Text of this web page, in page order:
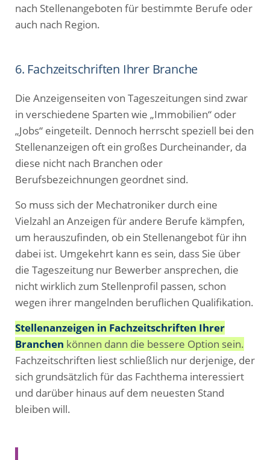
nach Stellenangeboten für bestimmte Berufe oder
auch nach Region.
6. Fachzeitschriften Ihrer Branche
Die Anzeigenseiten von Tageszeitungen sind zwar
in verschiedene Sparten wie „Immobilien“ oder
„Jobs“ eingeteilt. Dennoch herrscht speziell bei den
Stellenanzeigen oft ein großes Durcheinander, da
diese nicht nach Branchen oder
Berufsbezeichnungen geordnet sind.
So muss sich der Mechatroniker durch eine
Vielzahl an Anzeigen für andere Berufe kämpfen,
um herauszufinden, ob ein Stellenangebot für ihn
dabei ist. Umgekehrt kann es sein, dass Sie über
die Tageszeitung nur Bewerber ansprechen, die
nicht wirklich zum Stellenprofil passen, schon
wegen ihrer mangelnden beruflichen Qualifikation.
Stellenanzeigen in Fachzeitschriften Ihrer
Branchen können dann die bessere Option sein.
Fachzeitschriften liest schließlich nur derjenige, der
sich grundsätzlich für das Fachthema interessiert
und darüber hinaus auf dem neuesten Stand
bleiben will.